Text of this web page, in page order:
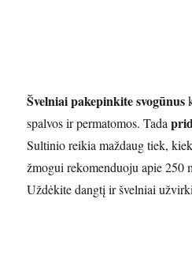
Švelniai pakepinkite svogūnus
spalvos ir permatomos. Tada
Sultinio reikia maždaug tiek,
žmogui rekomenduoju apie 250
Uždėkite dangtį ir švelniai